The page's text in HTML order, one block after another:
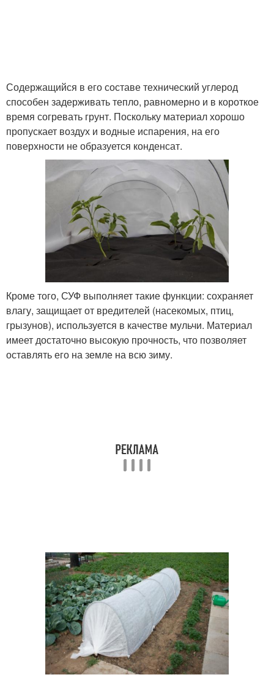
Содержащийся в его составе технический углерод
способен задерживать тепло, равномерно и в короткое
время согревать грунт. Поскольку материал хорошо
пропускает воздух и водные испарения, на его
поверхности не образуется конденсат.
Кроме того, СУФ выполняет такие функции: сохраняет
влагу, защищает от вредителей (насекомых, птиц,
грызунов), используется в качестве мульчи. Материал
имеет достаточно высокую прочность, что позволяет
оставлять его на земле на всю зиму.